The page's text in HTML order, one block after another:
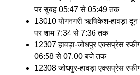
पर सुबह 05:47 से 05:49 तक
13010 योगनगरी ऋषिकेश-हावड़ा
पर शाम 7:34 से 7:36 तक
12307 हावड़ा-जोधपुर एक्सप्रेस
06:58 से 07.00 बजे तक
12308 जोधपुर-हावड़ा एक्सप्रेस